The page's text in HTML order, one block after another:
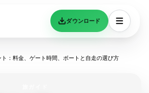
ダウンロード
：料金、ゲート時間、ボートと自走の選び方